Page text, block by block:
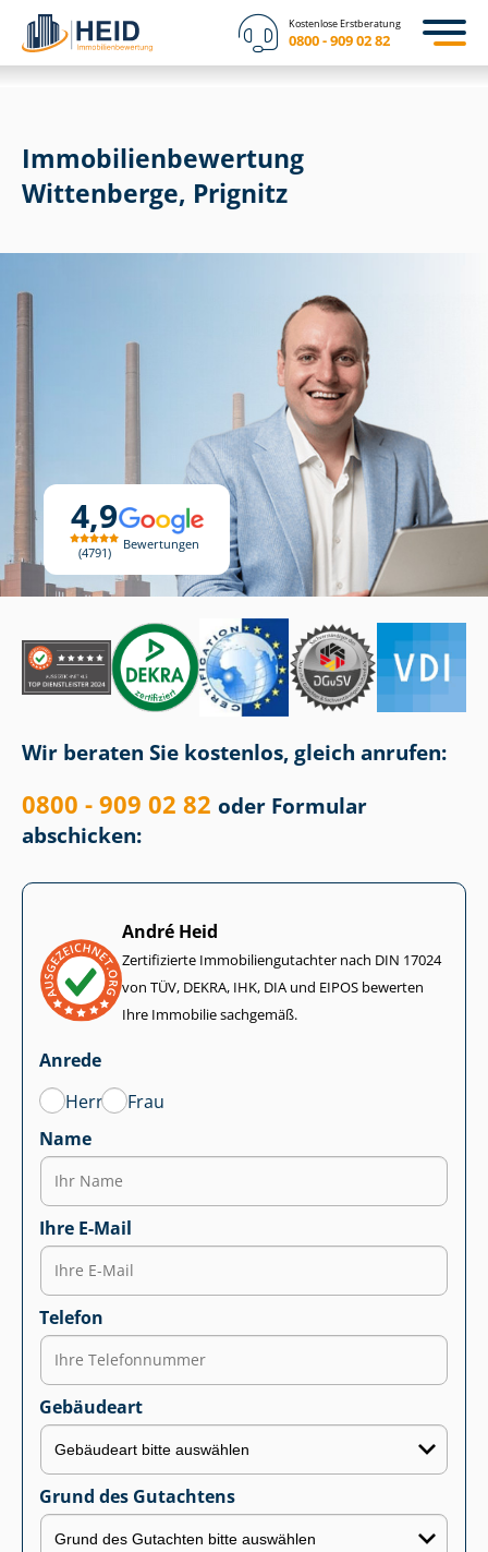
Kostenlose Erstberatung
0800 - 909 02 82
4,9
4791
Bewertungen
Immobilien­bewertung
Wittenberge, Prignitz
Wir beraten Sie kostenlos, gleich anrufen:
0800 - 909 02 82 oder Formular
abschicken:
André Heid
Zertifizierte Im­mo­bi­li­en­gut­ach­ter nach DIN 17024
von TÜV, DEKRA, IHK, DIA und EIPOS bewerten
Ihre Immobilie sachgemäß.
Anrede
Herr
Frau
Name
Ihre E-Mail
Telefon
Gebäudeart
Grund des Gutachtens